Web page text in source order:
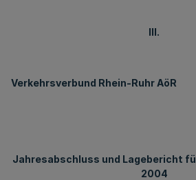
III.
Verkehrsverbund Rhein-Ruhr AöR
Jahresabschluss und Lagebericht
2004